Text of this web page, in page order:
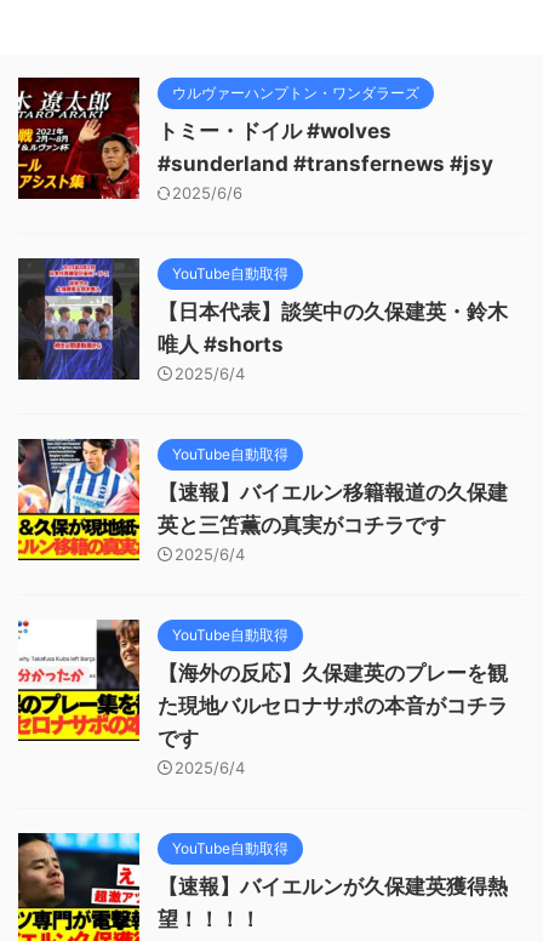
MF 6 平野 佑一MF 18 白井
永地MF 45 浅野 雄也MF 32
黒川 淳史FW 11 村田 航一
サブGK 21 村上 ...
ウルヴァーハンプトン・ワンダラーズ
トミー・ドイル #wolves
#sunderland #transfernews #jsy
2025/6/6
YouTube自動取得
【日本代表】談笑中の久保建英・鈴木
唯人 #shorts
2025/6/4
YouTube自動取得
【速報】バイエルン移籍報道の久保建
英と三笘薫の真実がコチラです
2025/6/4
YouTube自動取得
【海外の反応】久保建英のプレーを観
た現地バルセロナサポの本音がコチラ
です
2025/6/4
YouTube自動取得
【速報】バイエルンが久保建英獲得熱
望！！！！